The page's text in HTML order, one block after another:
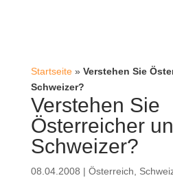
Startseite» Verstehen Sie
Schweizer?
Verstehen Sie
Österreicher
Schweizer?
08.04.2008 | Österreich